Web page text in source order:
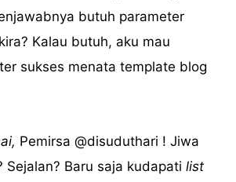
butuh parameter
Kalau butuh, aku mau
sukses menata template blog
Pemirsa @disuduthari ! Jiwa
Sejalan? Baru saja kudapati list